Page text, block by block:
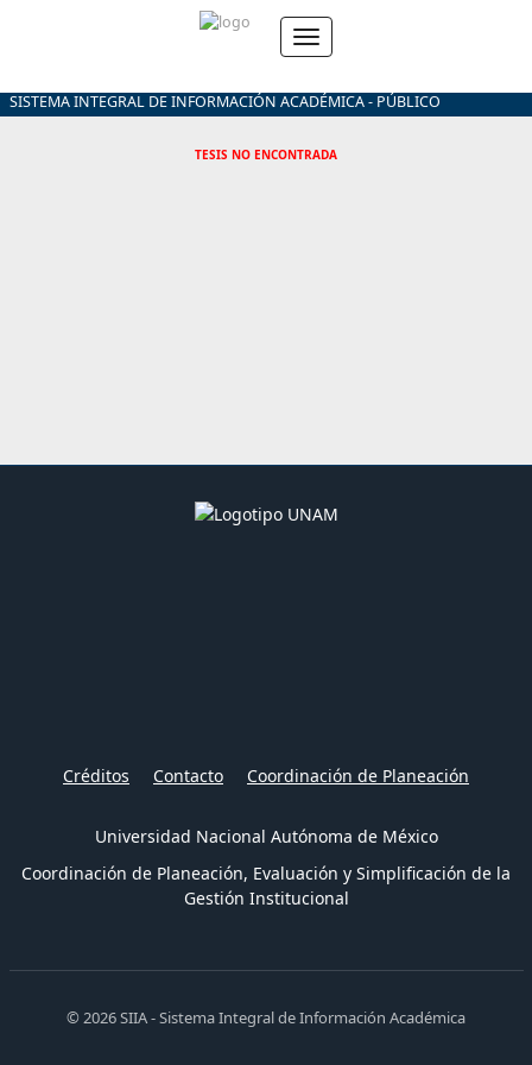
SISTEMA INTEGRAL DE INFORMACIÓN ACADÉMICA - PÚBLICO
TESIS NO ENCONTRADA
Créditos Contacto Coordinación de Planeación
Universidad Nacional Autónoma de México
Coordinación de Planeación, Evaluación y Simplificación de la
Gestión Institucional
© 2026 SIIA - Sistema Integral de Información Académica